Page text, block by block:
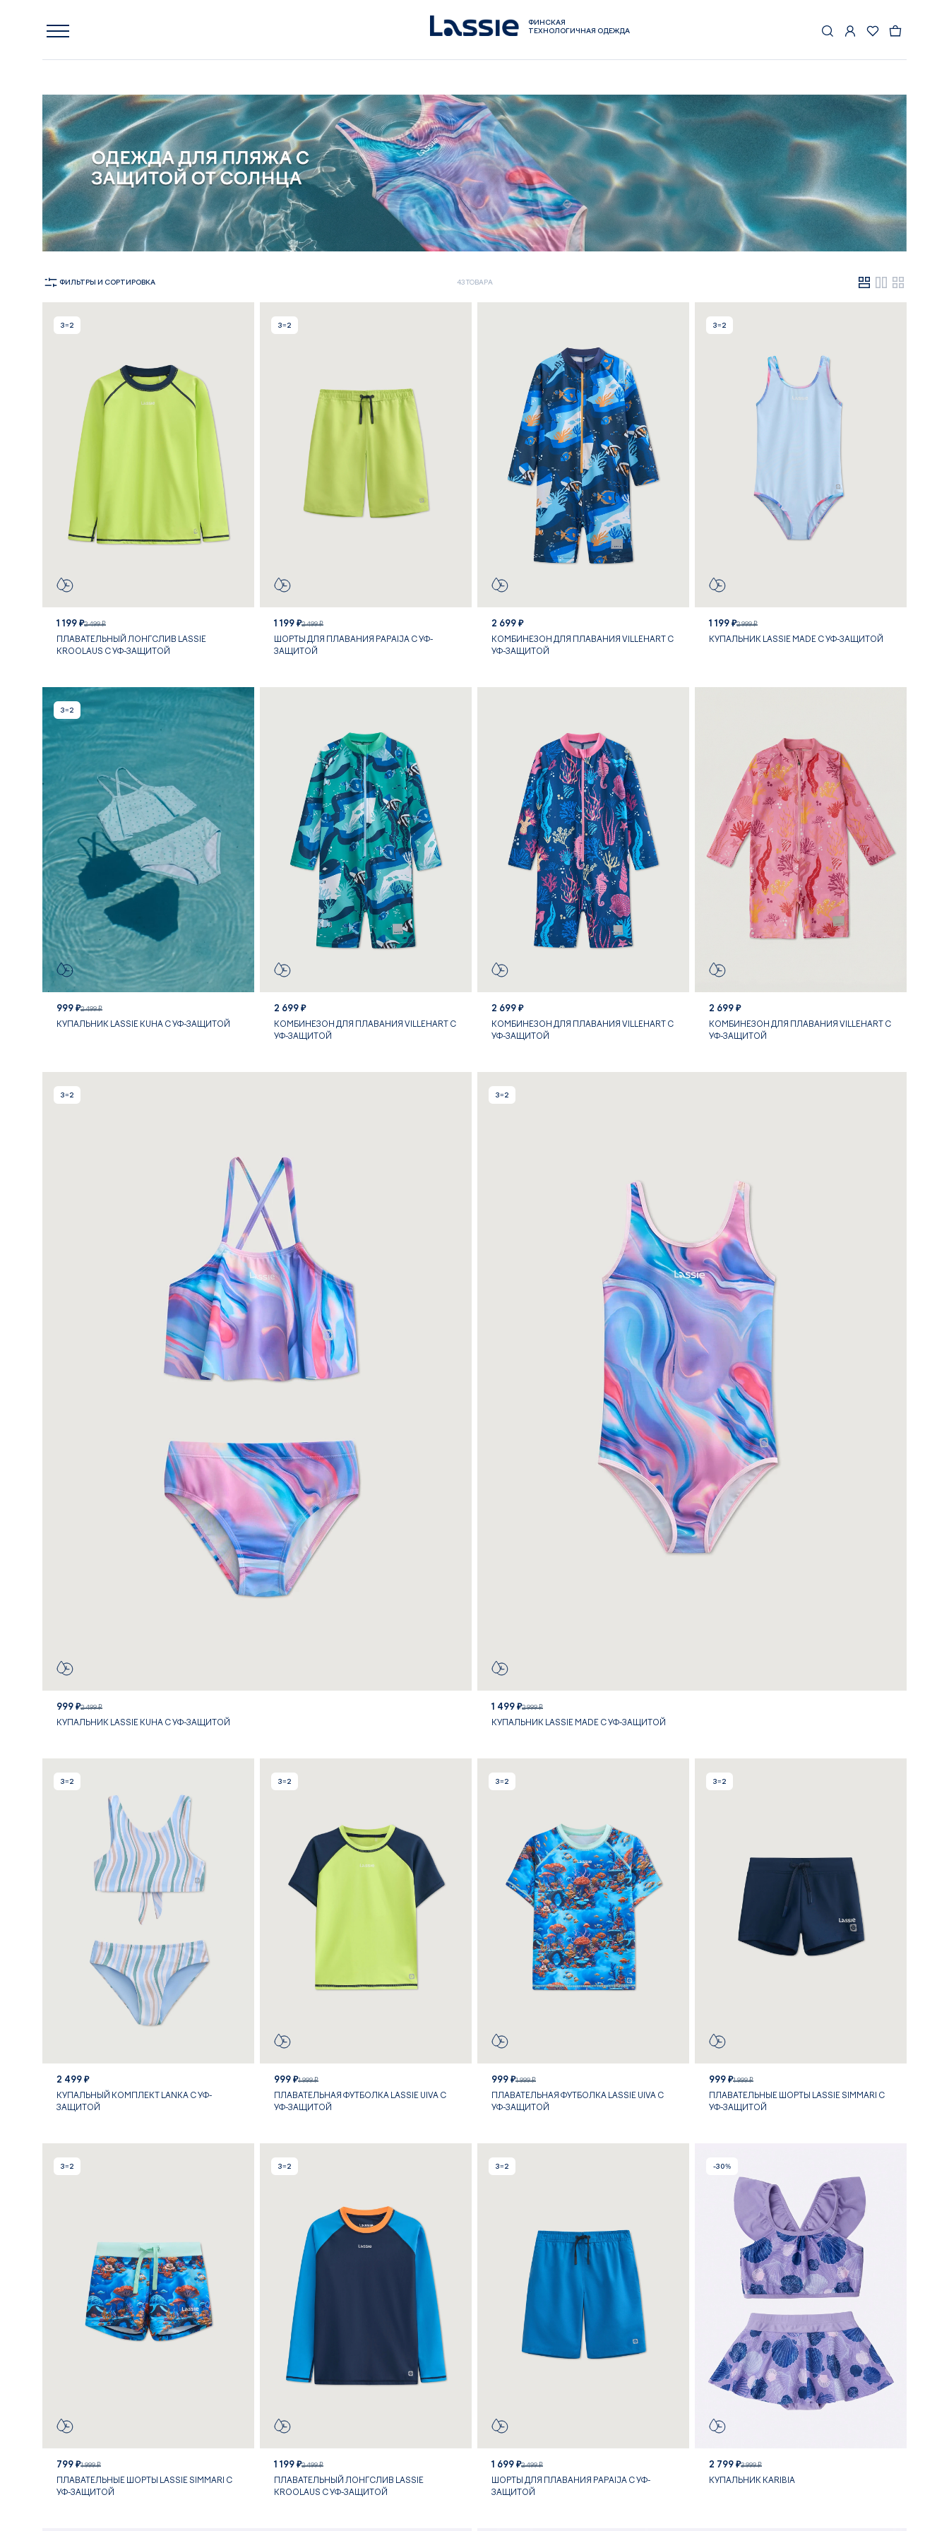
ФИНСКАЯ
ТЕХНОЛОГИЧНАЯ ОДЕЖДА
ФИЛЬТРЫ И СОРТИРОВКА 43 ТОВАРА
3=2
1 199 ₽2 499 ₽
ПЛАВАТЕЛЬНЫЙ ЛОНГСЛИВ LASSIE
KROOLAUS С УФ-ЗАЩИТОЙ
3=2
1 199 ₽2 499 ₽
ШОРТЫ ДЛЯ ПЛАВАНИЯ PAPAIJA С УФ-
ЗАЩИТОЙ
2 699 ₽
КОМБИНЕЗОН ДЛЯ ПЛАВАНИЯ VILLEHART С
УФ-ЗАЩИТОЙ
3=2
1 199 ₽2 999 ₽
КУПАЛЬНИК LASSIE MADE С УФ-ЗАЩИТОЙ
3=2
999 ₽2 499 ₽
КУПАЛЬНИК LASSIE KUHA С УФ-ЗАЩИТОЙ
2 699 ₽
КОМБИНЕЗОН ДЛЯ ПЛАВАНИЯ VILLEHART С
УФ-ЗАЩИТОЙ
2 699 ₽
КОМБИНЕЗОН ДЛЯ ПЛАВАНИЯ VILLEHART С
УФ-ЗАЩИТОЙ
2 699 ₽
КОМБИНЕЗОН ДЛЯ ПЛАВАНИЯ VILLEHART С
УФ-ЗАЩИТОЙ
3=2
999 ₽2 499 ₽
КУПАЛЬНИК LASSIE KUHA С УФ-ЗАЩИТОЙ
3=2
1 499 ₽2 999 ₽
КУПАЛЬНИК LASSIE MADE С УФ-ЗАЩИТОЙ
3=2
2 499 ₽
КУПАЛЬНЫЙ КОМПЛЕКТ LANKA С УФ-
ЗАЩИТОЙ
3=2
999 ₽1 999 ₽
ПЛАВАТЕЛЬНАЯ ФУТБОЛКА LASSIE UIVA С
УФ-ЗАЩИТОЙ
3=2
999 ₽1 999 ₽
ПЛАВАТЕЛЬНАЯ ФУТБОЛКА LASSIE UIVA С
УФ-ЗАЩИТОЙ
3=2
999 ₽1 999 ₽
ПЛАВАТЕЛЬНЫЕ ШОРТЫ LASSIE SIMMARI С
УФ-ЗАЩИТОЙ
3=2
799 ₽1 999 ₽
ПЛАВАТЕЛЬНЫЕ ШОРТЫ LASSIE SIMMARI С
УФ-ЗАЩИТОЙ
3=2
1 199 ₽2 499 ₽
ПЛАВАТЕЛЬНЫЙ ЛОНГСЛИВ LASSIE
KROOLAUS С УФ-ЗАЩИТОЙ
3=2
1 699 ₽2 499 ₽
ШОРТЫ ДЛЯ ПЛАВАНИЯ PAPAIJA С УФ-
ЗАЩИТОЙ
-30%
2 799 ₽3 999 ₽
КУПАЛЬНИК KARIBIA